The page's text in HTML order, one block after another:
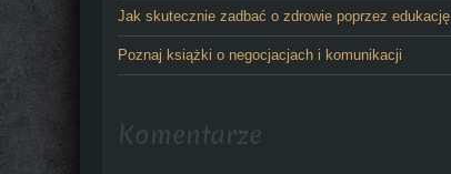
Jak skutecznie zadbać o zdrowie poprzez edukację
Poznaj książki o negocjacjach i komunikacji
Komentarze